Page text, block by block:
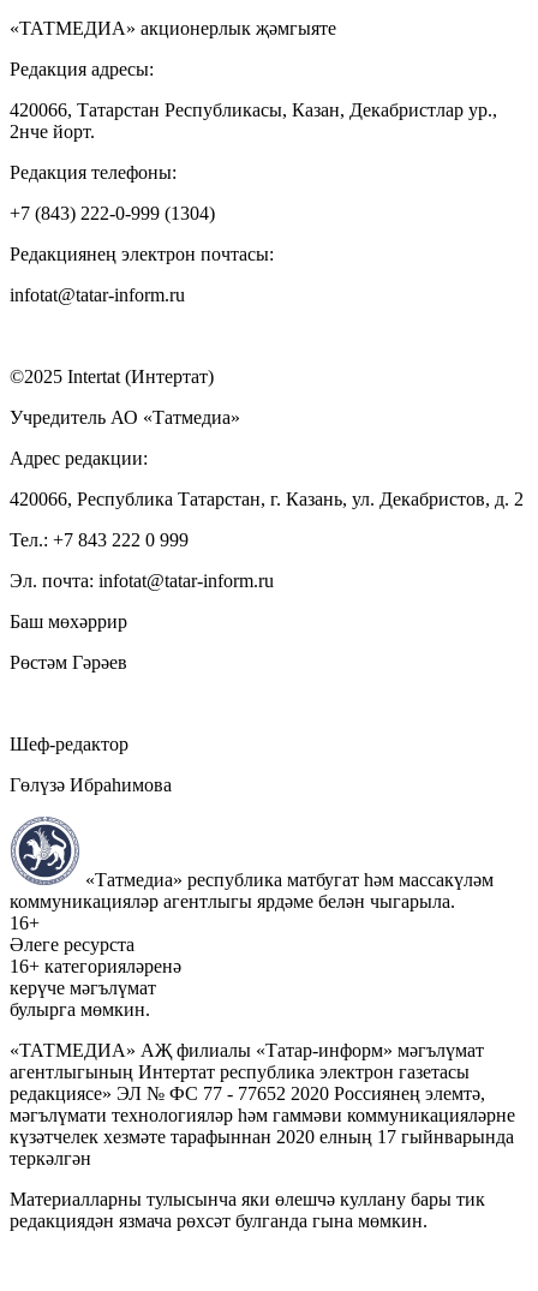
«ТАТМЕДИА» акционерлык җәмгыяте
Редакция адресы:
420066, Татарстан Республикасы, Казан, Декабристлар ур.,
2нче йорт.
Редакция телефоны:
+7 (843) 222-0-999 (1304)
Редакциянең электрон почтасы:
infotat@tatar-inform.ru
©2025 Intertat (Интертат)
Учредитель АО «Татмедиа»
Адрес редакции:
420066, Республика Татарстан, г. Казань, ул. Декабристов, д. 2
Тел.: +7 843 222 0 999
Эл. почта: infotat@tatar-inform.ru
Баш мөхәррир
Рөстәм Гәрәев
Шеф-редактор
Гөлүзә Ибраһимова
«Татмедиа» республика матбугат һәм массакүләм
коммуникацияләр агентлыгы ярдәме белән чыгарыла.
16+
Әлеге ресурста
16+ категорияләренә
керүче мәгълүмат
булырга мөмкин.
«ТАТМЕДИА» АҖ филиалы «Татар-информ» мәгълүмат
агентлыгының Интертат республика электрон газетасы
редакциясе» ЭЛ № ФС 77 - 77652 2020 Россиянең элемтә,
мәгълүмати технологияләр һәм гаммәви коммуникацияләрне
күзәтчелек хезмәте тарафыннан 2020 елның 17 гыйнварында
теркәлгән
Материалларны тулысынча яки өлешчә куллану бары тик
редакциядән язмача рөхсәт булганда гына мөмкин.